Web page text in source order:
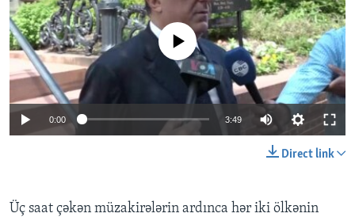
No media source currently available
0:00 3:49
Direct link
Üç saat çəkən müzakirələrin ardınca hər iki ölkənin